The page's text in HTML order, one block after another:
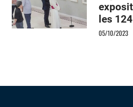
les
Corée
05/10/2023